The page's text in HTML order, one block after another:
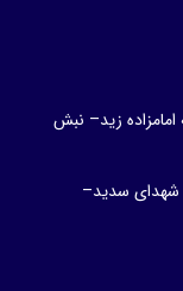
زید– نبش
شهدای سدید–